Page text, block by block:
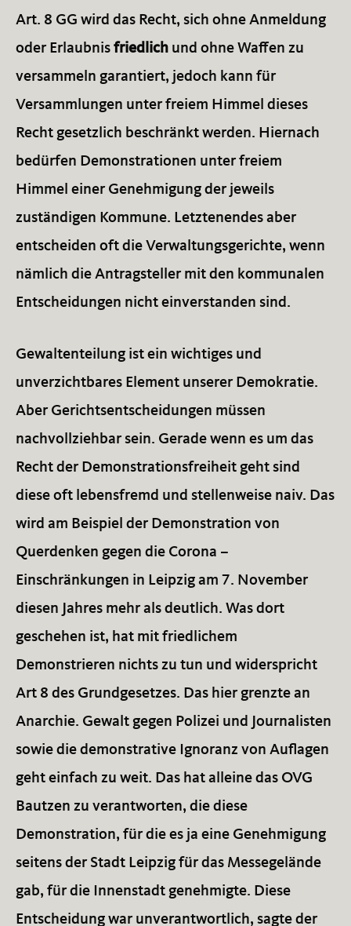
Art. 8 GG wird das Recht, sich ohne Anmeldung
oder Erlaubnis friedlich und ohne Waffen zu
versammeln garantiert, jedoch kann für
Versammlungen unter freiem Himmel dieses
Recht gesetzlich beschränkt werden. Hiernach
bedürfen Demonstrationen unter freiem
Himmel einer Genehmigung der jeweils
zuständigen Kommune. Letztenendes aber
entscheiden oft die Verwaltungsgerichte, wenn
nämlich die Antragsteller mit den kommunalen
Entscheidungen nicht einverstanden sind.
Gewaltenteilung ist ein wichtiges und
unverzichtbares Element unserer Demokratie.
Aber Gerichtsentscheidungen müssen
nachvollziehbar sein. Gerade wenn es um das
Recht der Demonstrationsfreiheit geht sind
diese oft lebensfremd und stellenweise naiv. Das
wird am Beispiel der Demonstration von
Querdenken gegen die Corona –
Einschränkungen in Leipzig am 7. November
diesen Jahres mehr als deutlich. Was dort
geschehen ist, hat mit friedlichem
Demonstrieren nichts zu tun und widerspricht
Art 8 des Grundgesetzes. Das hier grenzte an
Anarchie. Gewalt gegen Polizei und Journalisten
sowie die demonstrative Ignoranz von Auflagen
geht einfach zu weit. Das hat alleine das OVG
Bautzen zu verantworten, die diese
Demonstration, für die es ja eine Genehmigung
seitens der Stadt Leipzig für das Messegelände
gab, für die Innenstadt genehmigte. Diese
Entscheidung war unverantwortlich, sagte der